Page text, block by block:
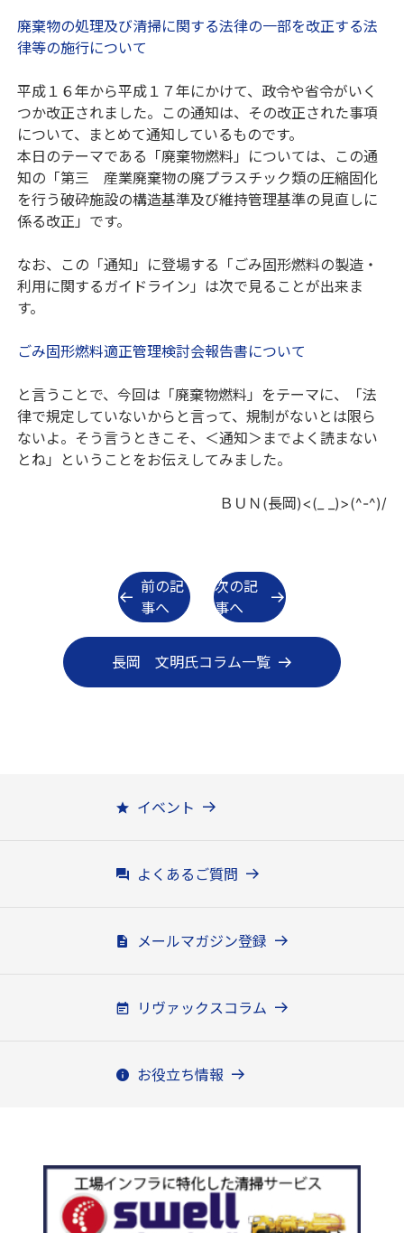
廃棄物の処理及び清掃に関する法律の一部を改正する法
律等の施行について
平成１６年から平成１７年にかけて、政令や省令がいく
つか改正されました。この通知は、その改正された事項
について、まとめて通知しているものです。
本日のテーマである「廃棄物燃料」については、この通
知の「第三 産業廃棄物の廃プラスチック類の圧縮固化
を行う破砕施設の構造基準及び維持管理基準の見直しに
係る改正」です。
なお、この「通知」に登場する「ごみ固形燃料の製造・
利用に関するガイドライン」は次で見ることが出来ま
す。
ごみ固形燃料適正管理検討会報告書について
と言うことで、今回は「廃棄物燃料」をテーマに、「法
律で規定していないからと言って、規制がないとは限ら
ないよ。そう言うときこそ、＜通知＞までよく読まない
とね」ということをお伝えしてみました。
ＢＵＮ(長岡)<(_ _)>(^-^)/
前の記
事へ
次の記
事へ
長岡 文明氏コラム一覧
イベント
よくあるご質問
メールマガジン登録
リヴァックスコラム
お役立ち情報